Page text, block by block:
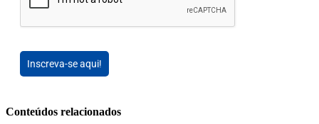
Inscreva-se aqui!
Conteúdos relacionados